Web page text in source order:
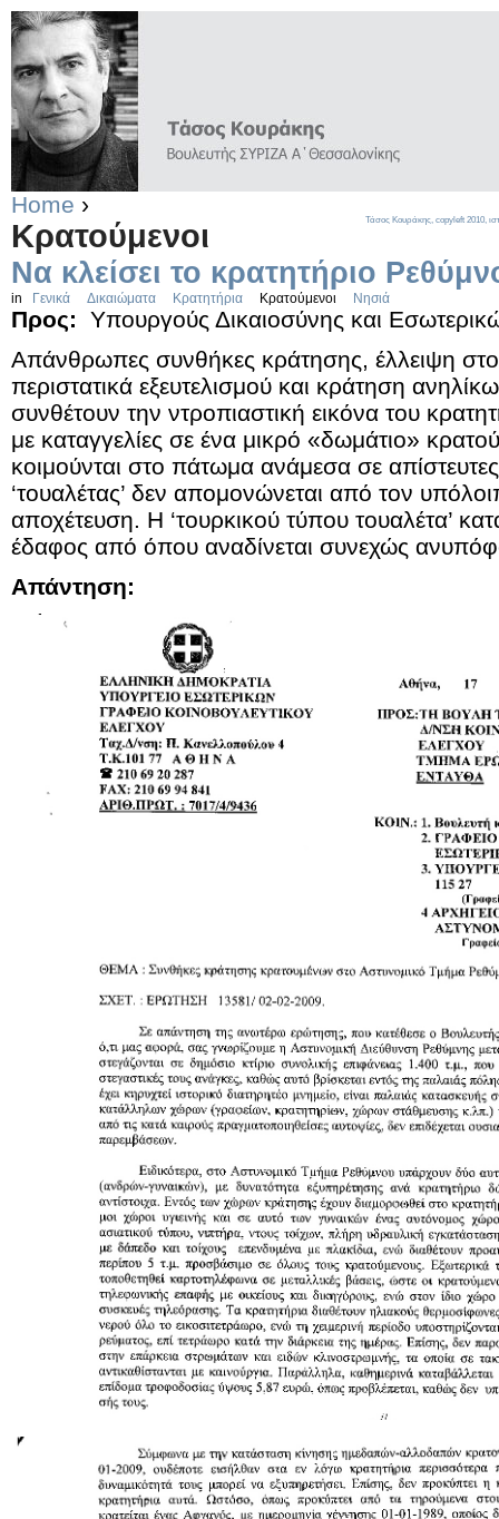
Home ›
Κρατούμενοι
Να κλείσει το κρατητήριο
in Γενικά Δικαιώματα Κρατητήρια Κρατούμενοι Νησιά
Προς:
Υπουργούς Δικαιοσύνης και
Απάνθρωπες συνθήκες κράτησης, έλλειψη
περιστατικά εξευτελισμού και κράτηση
συνθέτουν την ντροπιαστική εικόνα του
με καταγγελίες σε ένα μικρό «δωμάτιο»
κοιμούνται στο πάτωμα ανάμεσα σε
‘τουαλέτας’ δεν απομονώνεται από τον
αποχέτευση. Η ‘τουρκικού τύπου τουαλέτα’
έδαφος από όπου αναδίνεται συνεχώς
Απάντηση:
Τάσος Κουράκης, copyleft 2010,